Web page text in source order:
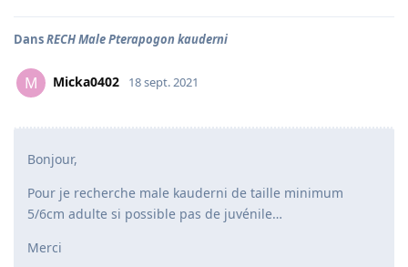
DansRECH Male Pterapogon kauderni
M Micka0402 18 sept. 2021
Bonjour,
Pour je recherche male kauderni de taille minimum
5/6cm adulte si possible pas de juvénile…
Merci